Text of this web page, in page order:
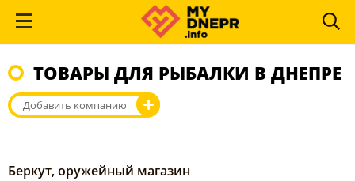
ТОВАРЫ ДЛЯ РЫБАЛКИ В ДНЕПРЕ
Добавить компанию
Беркут, оружейный магазин